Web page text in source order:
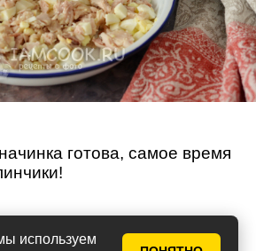
используем
готова, самое время
и на один его край